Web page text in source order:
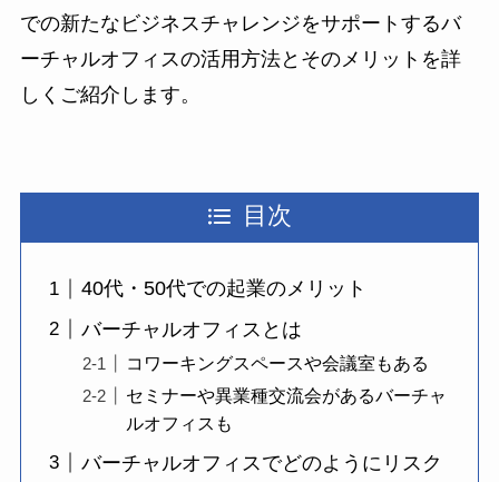
での新たなビジネスチャレンジをサポートするバ
ーチャルオフィスの活用方法とそのメリットを詳
しくご紹介します。
目次
40代・50代での起業のメリット
バーチャルオフィスとは
コワーキングスペースや会議室もある
セミナーや異業種交流会があるバーチャ
ルオフィスも
バーチャルオフィスでどのようにリスク